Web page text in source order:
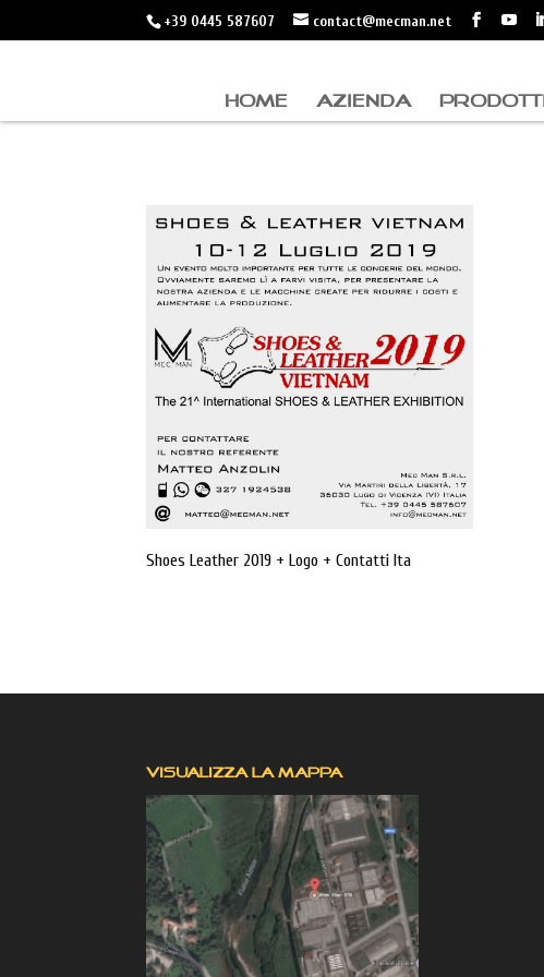
+39 0445 587607 contact@mecman.net
HOME AZIENDA PRODOTTI
Shoes Leather 2019 + Logo + Contatti Ita
VISUALIZZA LA MAPPA